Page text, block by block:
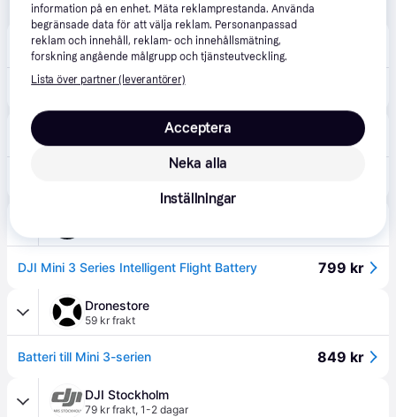
DJI Store Sverige 4.5(11)
Fri frakt, 1-2 dagar
DJI Mini 3 series Intelligent Flight Battery
4.5(590)
DJI Mini 3 Series Intelligent Flight Battery 799 kr
Dronestore
59 kr frakt
Batteri till Mini 3-serien 849 kr
DJI Stockholm
79 kr frakt, 1-2 dagar
information på en enhet. Mäta reklamprestanda. Använda
begränsade data för att välja reklam. Personanpassad
reklam och innehåll, reklam- och innehållsmätning,
forskning angående målgrupp och tjänsteutveckling.
Lista över partner (leverantörer)
Neka alla
Acceptera
Inställningar